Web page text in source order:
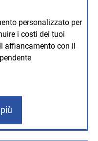
personalizzato per
i costi dei tuoi
affiancamento con il